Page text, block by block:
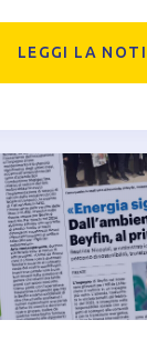
LEGGI LA